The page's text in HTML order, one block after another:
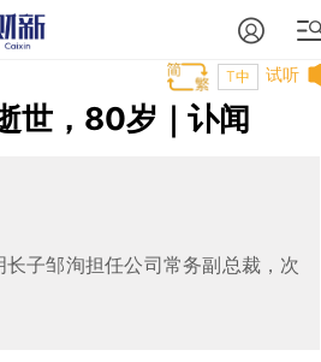
试听
T中
世，80岁｜讣闻
子邹洵担任公司常务副总裁，次